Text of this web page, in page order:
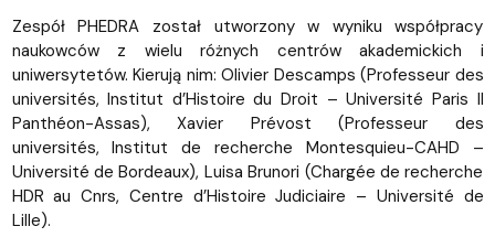
Zespół PHEDRA został utworzony w wyniku współpracy
naukowców z wielu różnych centrów akademickich i
uniwersytetów. Kierują nim: Olivier Descamps (Professeur des
universités, Institut d’Histoire du Droit – Université Paris II
Panthéon-Assas), Xavier Prévost (Professeur des
universités, Institut de recherche Montesquieu-CAHD –
Université de Bordeaux), Luisa Brunori (Chargée de recherche
HDR au Cnrs, Centre d’Histoire Judiciaire – Université de
Lille).